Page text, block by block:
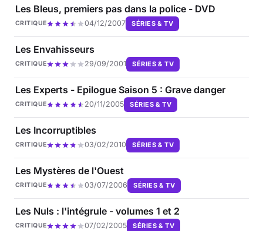
Les Bleus, premiers pas dans la police - DVD
CRITIQUE 04/12/2007 SÉRIES & TV
Les Envahisseurs
CRITIQUE 29/09/2001 SÉRIES & TV
Les Experts - Epilogue Saison 5 : Grave danger
CRITIQUE 20/11/2005 SÉRIES & TV
Les Incorruptibles
CRITIQUE 03/02/2010 SÉRIES & TV
Les Mystères de l'Ouest
CRITIQUE 03/07/2006 SÉRIES & TV
Les Nuls : l'intégrule - volumes 1 et 2
CRITIQUE 07/02/2005 SÉRIES & TV